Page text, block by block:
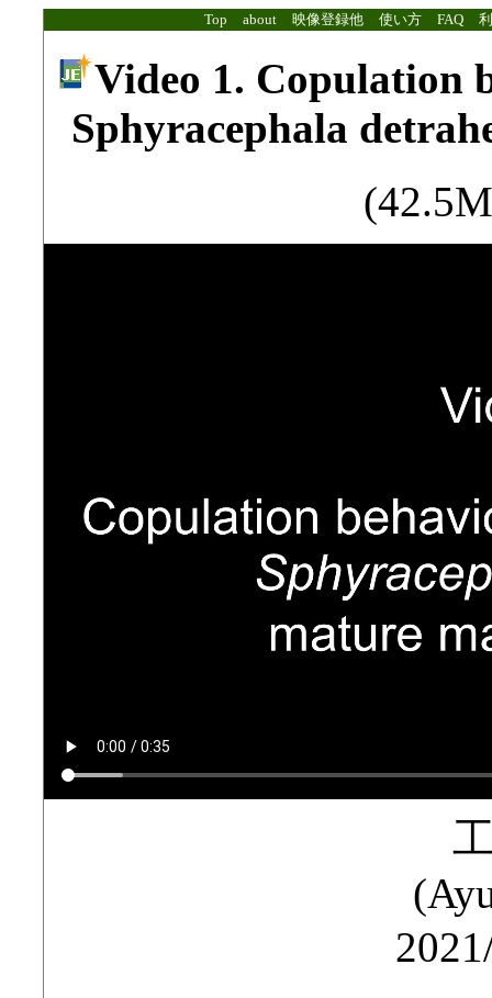
Top about 映像登録他 使い方 FAQ
Video 1. Copulation
Sphyracephala